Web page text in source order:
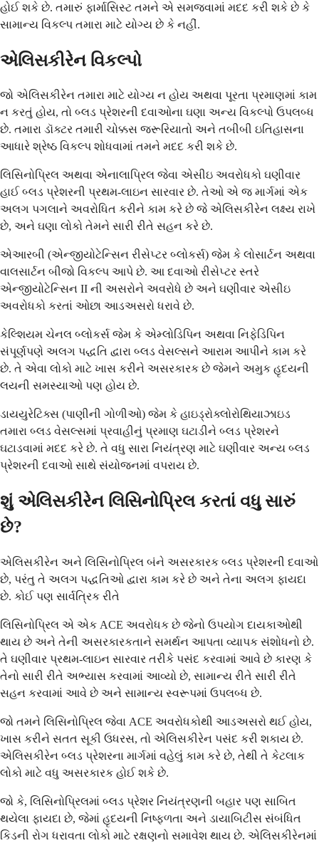
હોઈ શકે છે. તમારું ફાર્માસિસ્ટ તમને એ સમજવામાં મદદ કરી શકે છે કે
સામાન્ય વિકલ્પ તમારા માટે યોગ્ય છે કે નહીં.
એલિસકીરેન વિકલ્પો
જો એલિસકીરેન તમારા માટે યોગ્ય ન હોય અથવા પૂરતા પ્રમાણમાં કામ
ન કરતું હોય, તો બ્લડ પ્રેશરની દવાઓના ઘણા અન્ય વિકલ્પો ઉપલબ્ધ
છે. તમારા ડૉક્ટર તમારી ચોક્કસ જરૂરિયાતો અને તબીબી ઇતિહાસના
આધારે શ્રેષ્ઠ વિકલ્પ શોધવામાં તમને મદદ કરી શકે છે.
લિસિનોપ્રિલ અથવા એનાલાપ્રિલ જેવા એસીઇ અવરોધકો ઘણીવાર
હાઈ બ્લડ પ્રેશરની પ્રથમ-લાઇન સારવાર છે. તેઓ એ જ માર્ગમાં એક
અલગ પગલાને અવરોધિત કરીને કામ કરે છે જે એલિસકીરેન લક્ષ્ય રાખે
છે, અને ઘણા લોકો તેમને સારી રીતે સહન કરે છે.
એઆરબી (એન્જીયોટેન્સિન રીસેપ્ટર બ્લોકર્સ) જેમ કે લોસાર્ટન અથવા
વાલસાર્ટન બીજો વિકલ્પ આપે છે. આ દવાઓ રીસેપ્ટર સ્તરે
એન્જીયોટેન્સિન II ની અસરોને અવરોધે છે અને ઘણીવાર એસીઇ
અવરોધકો કરતાં ઓછા આડઅસરો ધરાવે છે.
કેલ્શિયમ ચેનલ બ્લોકર્સ જેમ કે એમ્લોડિપિન અથવા નિફેડિપિન
સંપૂર્ણપણે અલગ પદ્ધતિ દ્વારા બ્લડ વેસલ્સને આરામ આપીને કામ કરે
છે. તે એવા લોકો માટે ખાસ કરીને અસરકારક છે જેમને અમુક હૃદયની
લયની સમસ્યાઓ પણ હોય છે.
ડાયયુરેટિક્સ (પાણીની ગોળીઓ) જેમ કે હાઇડ્રોક્લોરોથિયાઝાઇડ
તમારા બ્લડ વેસલ્સમાં પ્રવાહીનું પ્રમાણ ઘટાડીને બ્લડ પ્રેશરને
ઘટાડવામાં મદદ કરે છે. તે વધુ સારા નિયંત્રણ માટે ઘણીવાર અન્ય બ્લડ
પ્રેશરની દવાઓ સાથે સંયોજનમાં વપરાય છે.
શું એલિસકીરેન લિસિનોપ્રિલ કરતાં વધુ સારું
છે?
એલિસકીરેન અને લિસિનોપ્રિલ બંને અસરકારક બ્લડ પ્રેશરની દવાઓ
છે, પરંતુ તે અલગ પદ્ધતિઓ દ્વારા કામ કરે છે અને તેના અલગ ફાયદા
છે. કોઈ પણ સાર્વત્રિક રીતે
લિસિનોપ્રિલ એ એક ACE અવરોધક છે જેનો ઉપયોગ દાયકાઓથી
થાય છે અને તેની અસરકારકતાને સમર્થન આપતા વ્યાપક સંશોધનો છે.
તે ઘણીવાર પ્રથમ-લાઇન સારવાર તરીકે પસંદ કરવામાં આવે છે કારણ કે
તેનો સારી રીતે અભ્યાસ કરવામાં આવ્યો છે, સામાન્ય રીતે સારી રીતે
સહન કરવામાં આવે છે અને સામાન્ય સ્વરૂપમાં ઉપલબ્ધ છે.
જો તમને લિસિનોપ્રિલ જેવા ACE અવરોધકોથી આડઅસરો થઈ હોય,
ખાસ કરીને સતત સૂકી ઉધરસ, તો એલિસકીરેન પસંદ કરી શકાય છે.
એલિસકીરેન બ્લડ પ્રેશરના માર્ગમાં વહેલું કામ કરે છે, તેથી તે કેટલાક
લોકો માટે વધુ અસરકારક હોઈ શકે છે.
જો કે, લિસિનોપ્રિલમાં બ્લડ પ્રેશર નિયંત્રણની બહાર પણ સાબિત
થયેલા ફાયદા છે, જેમાં હૃદયની નિષ્ફળતા અને ડાયાબિટીસ સંબંધિત
કિડની રોગ ધરાવતા લોકો માટે રક્ષણનો સમાવેશ થાય છે. એલિસકીરેનમાં